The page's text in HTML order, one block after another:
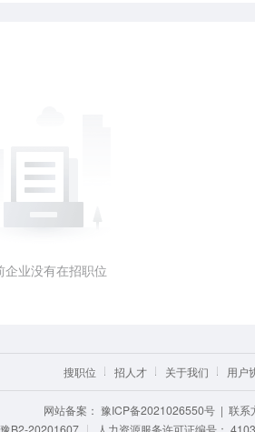
企业没有在招职位
搜职位 招人才 关于我们 用户
网站备案： 豫ICP备2021026550号| 联系
B2-20201607
人力资源服务许可证编号：